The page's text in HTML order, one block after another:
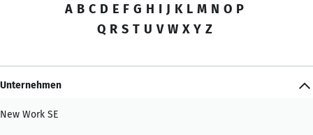
A B C D E F G H I J K L M N O P
Q R S T U V W X Y Z
Unternehmen
New Work SE